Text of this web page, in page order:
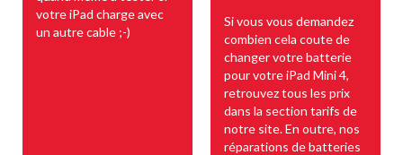
votre iPad charge avec
un autre cable ;-)
Si vous vous demandez
combien cela coute de
changer votre batterie
pour votre iPad Mini 4,
retrouvez tous les prix
dans la section tarifs de
notre site. En outre, nos
réparations de batteries